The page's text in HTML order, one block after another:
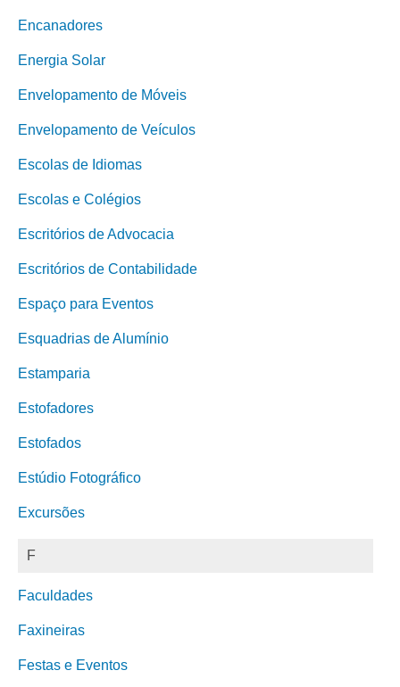
Encanadores
Energia Solar
Envelopamento de Móveis
Envelopamento de Veículos
Escolas de Idiomas
Escolas e Colégios
Escritórios de Advocacia
Escritórios de Contabilidade
Espaço para Eventos
Esquadrias de Alumínio
Estamparia
Estofadores
Estofados
Estúdio Fotográfico
Excursões
F
Faculdades
Faxineiras
Festas e Eventos